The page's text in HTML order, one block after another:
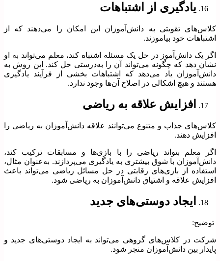
یادگیری از اشتباهات
کلاس‌های تقویتی به دانش‌آموزان این امکان را می‌دهند که از
اشتباهات خود بیاموزند.
اگر یک دانش‌آموز در حل یک مسئله اشتباه کند، معلم می‌تواند به او
نشان دهد که چگونه می‌تواند آن را به‌درستی حل کند. این روش به
دانش‌آموزان یاد می‌دهد که اشتباهات بخشی از فرآیند یادگیری
هستند و هیچ اشکالی در اصلاح آن‌ها وجود ندارد.
افزایش علاقه به ریاضی
کلاس‌های جذاب و متنوع می‌توانند علاقه دانش‌آموزان به ریاضی را
افزایش دهند.
اگر معلم بتواند ریاضی را با بازی‌ها و مسابقات ترکیب کند،
دانش‌آموزان با شوق بیشتری به یادگیری می‌پردازند. به‌عنوان مثال،
استفاده از بازی‌های رقابتی در حل مسائل ریاضی می‌تواند باعث
افزایش علاقه و اشتیاق دانش‌آموزان به ریاضی شود.
ایجاد دوستی‌های جدید
توضیح:
شرکت در کلاس‌های گروهی می‌تواند به ایجاد دوستی‌های جدید و
پایدار بین دانش‌آموزان منجر شود.